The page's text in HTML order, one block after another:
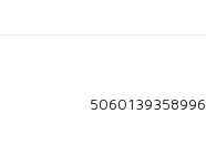
5060139358996